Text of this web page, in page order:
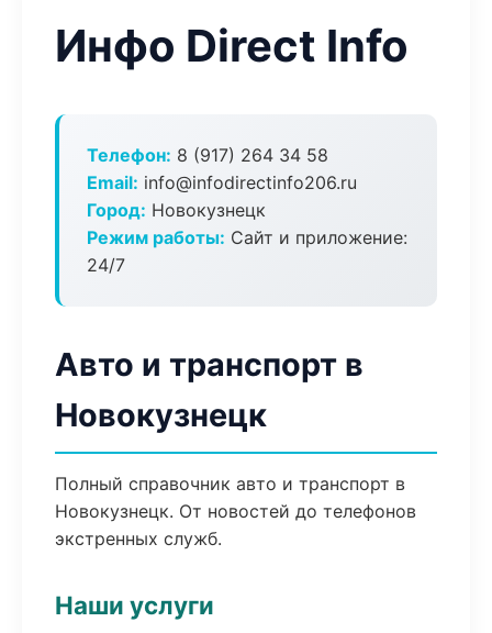
Инфо Direct Info
Телефон: 8 (917) 264 34 58
Email: info@infodirectinfo206.ru
Город: Новокузнецк
Режим работы: Сайт и приложение:
24/7
Авто и транспорт в
Новокузнецк
Полный справочник авто и транспорт в
Новокузнецк. От новостей до телефонов
экстренных служб.
Наши услуги